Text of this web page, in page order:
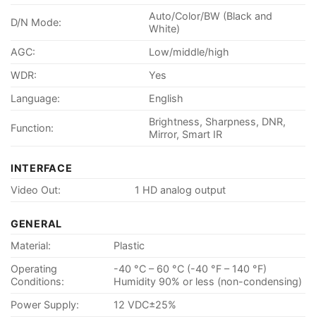
D/N Mode:
Auto/Color/BW (Black and
White)
AGC:
Low/middle/high
WDR:
Yes
Language:
English
Function:
Brightness, Sharpness, DNR,
Mirror, Smart IR
INTERFACE
Video Out:
1 HD analog output
GENERAL
Material:
Plastic
Operating
Conditions:
-40 °C – 60 °C (-40 °F – 140 °F)
Humidity 90% or less (non-condensing)
Power Supply:
12 VDC±25%